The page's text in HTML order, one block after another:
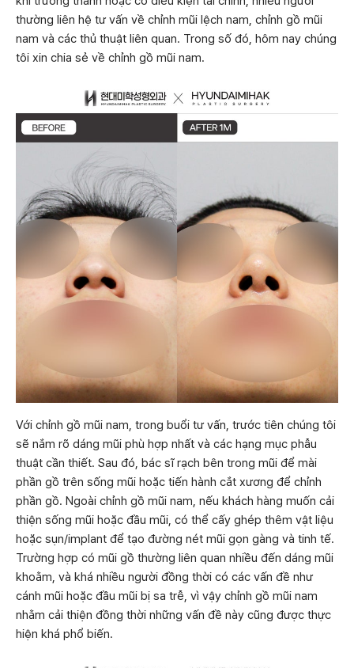
thường liên hệ tư vấn về chỉnh mũi lệch nam, chỉnh gồ mũi
nam và các thủ thuật liên quan. Trong số đó, hôm nay chúng
tôi xin chia sẻ về chỉnh gồ mũi nam.
Với chỉnh gồ mũi nam, trong buổi tư vấn, trước tiên chúng tôi
sẽ nắm rõ dáng mũi phù hợp nhất và các hạng mục phẫu
thuật cần thiết. Sau đó, bác sĩ rạch bên trong mũi để mài
phần gồ trên sống mũi hoặc tiến hành cắt xương để chỉnh
phần gồ. Ngoài chỉnh gồ mũi nam, nếu khách hàng muốn cải
thiện sống mũi hoặc đầu mũi, có thể cấy ghép thêm vật liệu
hoặc sụn/implant để tạo đường nét mũi gọn gàng và tinh tế.
Trường hợp có mũi gồ thường liên quan nhiều đến dáng mũi
khoằm, và khá nhiều người đồng thời có các vấn đề như
cánh mũi hoặc đầu mũi bị sa trễ, vì vậy chỉnh gồ mũi nam
nhằm cải thiện đồng thời những vấn đề này cũng được thực
hiện khá phổ biến.